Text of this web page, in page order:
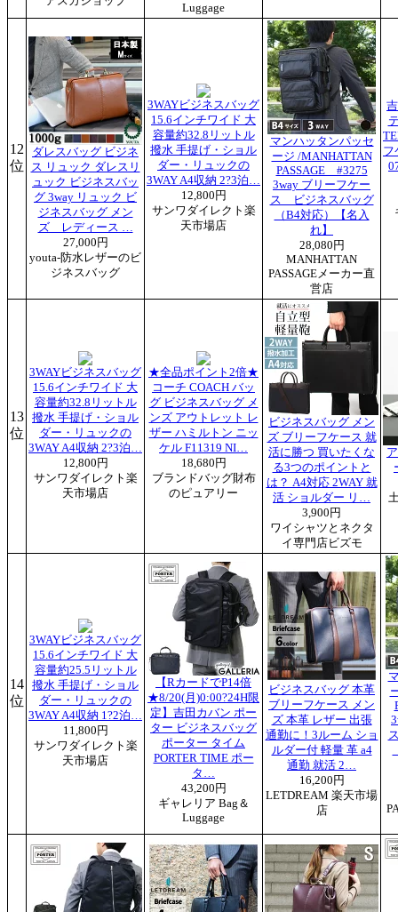
Luggage
12
位
ダレスバッグ ビジネ
ス リュック ダレスリ
ュック ビジネスバッ
グ 3way リュック ビ
ジネスバッグ メン
ズ レディース …
27,000円
youta-防水レザーのビ
ジネスバッグ
3WAYビジネスバッグ
15.6インチワイド 大
容量約32.8リットル
撥水 手提げ・ショル
ダー・リュックの
3WAY A4収納 2?3泊…
12,800円
サンワダイレクト楽
天市場店
マンハッタンパッセ
ージ /MANHATTAN
PASSAGE #3275
3way ブリーフケー
ス ビジネスバッグ
（B4対応）【名入
れ】
28,080円
MANHATTAN
PASSAGEメーカー直
営店
フ
13
位
3WAYビジネスバッグ
15.6インチワイド 大
容量約32.8リットル
撥水 手提げ・ショル
ダー・リュックの
3WAY A4収納 2?3泊…
12,800円
サンワダイレクト楽
天市場店
★全品ポイント2倍★
コーチ COACH バッ
グ ビジネスバッグ メ
ンズ アウトレット レ
ザー ハミルトン ニッ
ケル F11319 NI…
18,680円
ブランドバッグ財布
のピュアリー
ビジネスバッグ メン
ズ ブリーフケース 就
活に勝つ 買いたくな
る3つのポイントと
は？ A4対応 2WAY 就
活 ショルダー リ…
3,900円
ワイシャツとネクタ
イ専門店ビズモ
14
位
3WAYビジネスバッグ
15.6インチワイド 大
容量約25.5リットル
撥水 手提げ・ショル
ダー・リュックの
3WAY A4収納 1?2泊…
11,800円
サンワダイレクト楽
天市場店
【RカードでP14倍
★8/20(月)0:00?24H限
定】吉田カバン ポー
ター ビジネスバッグ
ポーター タイム
PORTER TIME ポー
タ…
43,200円
ギャレリア Bag＆
Luggage
ビジネスバッグ 本革
ブリーフケース メン
ズ 本革 レザー 出張
通勤に！3ルーム ショ
ルダー付 軽量 革 a4
通勤 就活 2…
16,200円
LETDREAM 楽天市場
店